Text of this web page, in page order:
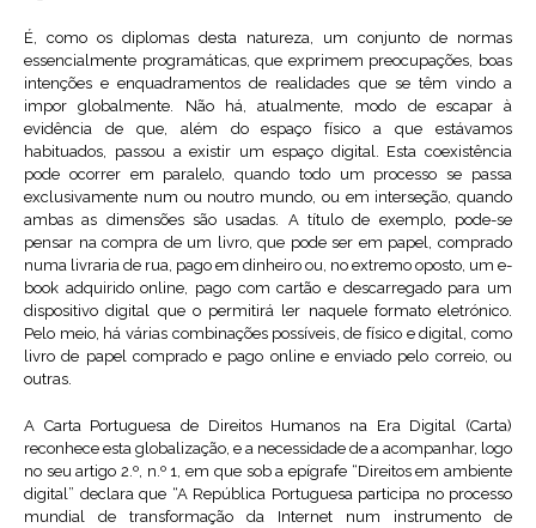
É, como os diplomas desta natureza, um conjunto de normas
essencialmente programáticas, que exprimem preocupações, boas
intenções e enquadramentos de realidades que se têm vindo a
impor globalmente. Não há, atualmente, modo de escapar à
evidência de que, além do espaço físico a que estávamos
habituados, passou a existir um espaço digital. Esta coexistência
pode ocorrer em paralelo, quando todo um processo se passa
exclusivamente num ou noutro mundo, ou em interseção, quando
ambas as dimensões são usadas. A título de exemplo, pode-se
pensar na compra de um livro, que pode ser em papel, comprado
numa livraria de rua, pago em dinheiro ou, no extremo oposto, um e-
book adquirido online, pago com cartão e descarregado para um
dispositivo digital que o permitirá ler naquele formato eletrónico.
Pelo meio, há várias combinações possíveis, de físico e digital, como
livro de papel comprado e pago online e enviado pelo correio, ou
outras.
A Carta Portuguesa de Direitos Humanos na Era Digital (Carta)
reconhece esta globalização, e a necessidade de a acompanhar, logo
no seu artigo 2.º, n.º 1, em que sob a epígrafe “Direitos em ambiente
digital” declara que “A República Portuguesa participa no processo
mundial de transformação da Internet num instrumento de